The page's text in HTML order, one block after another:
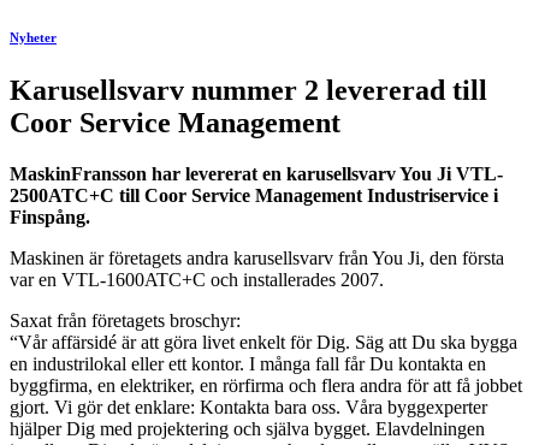
Nyheter
Karusellsvarv nummer 2 levererad till
Coor Service Management
MaskinFransson har levererat en karusellsvarv You Ji VTL-
2500ATC+C till Coor Service Management Industriservice i
Finspång.
Maskinen är företagets andra karusellsvarv från You Ji, den första
var en VTL-1600ATC+C och installerades 2007.
Saxat från företagets broschyr:
“Vår affärsidé är att göra livet enkelt för Dig. Säg att Du ska bygga
en industrilokal eller ett kontor. I många fall får Du kontakta en
byggfirma, en elektriker, en rörfirma och flera andra för att få jobbet
gjort. Vi gör det enklare: Kontakta bara oss. Våra byggexperter
hjälper Dig med projektering och själva bygget. Elavdelningen